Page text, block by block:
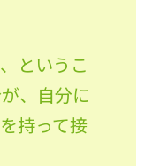
というこ
、自分に
持って接